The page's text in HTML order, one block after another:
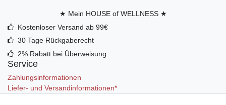
★ Mein HOUSE of WELLNESS ★
Kostenloser Versand ab 99€
30 Tage Rückgaberecht
2% Rabatt bei Überweisung
Service
Zahlungsinformationen
Liefer- und Versandinformationen*